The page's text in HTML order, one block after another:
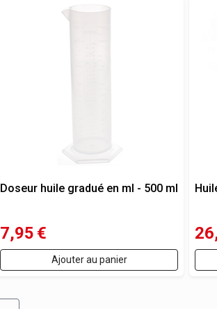
Doseur huile gradué en ml - 500 ml
7,95 €
Ajouter au panier